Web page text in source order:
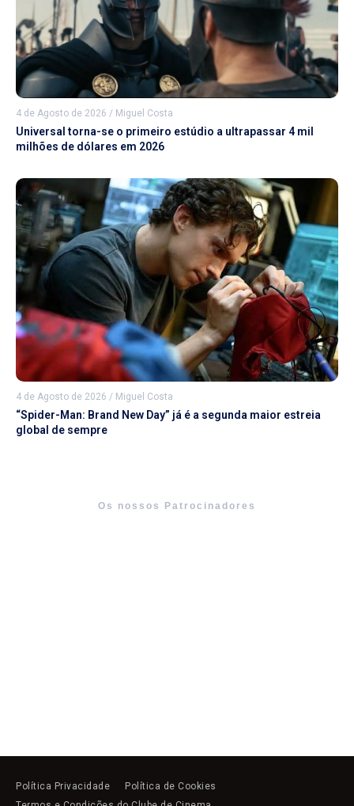
4 de Agosto de 2026 / Miguel Costa
Universal torna-se o primeiro estúdio a ultrapassar 4 mil
milhões de dólares em 2026
4 de Agosto de 2026 / Miguel Costa
“Spider-Man: Brand New Day” já é a segunda maior estreia
global de sempre
Os nossos Patrocinadores
Política Privacidade
Política de Cookies